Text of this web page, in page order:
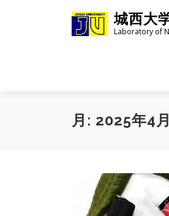
ス
城西大
Laboratory of
月: 2025年4月